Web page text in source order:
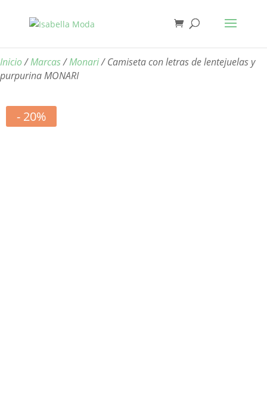
Inicio/Marcas/Monari/ Camiseta con letras de lentejuelas y
purpurina MONARI
- 20%